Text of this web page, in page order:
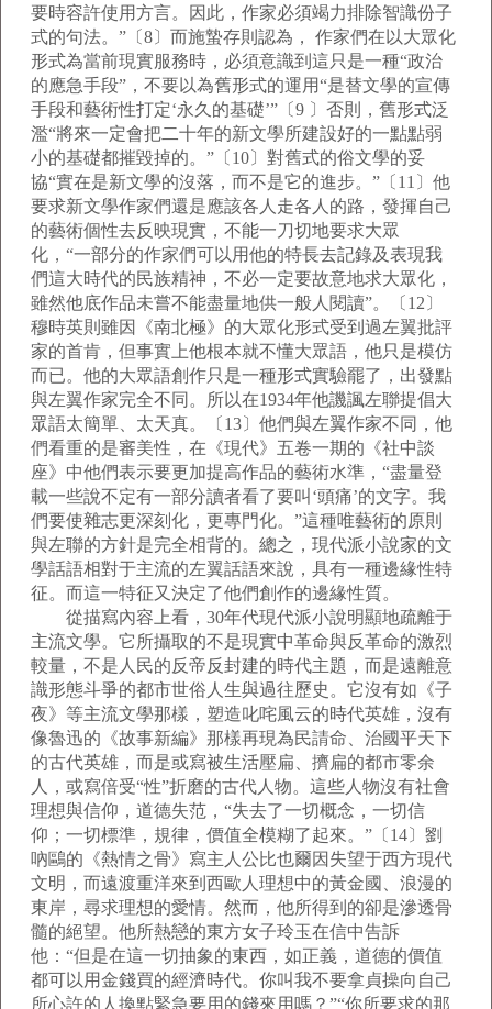
要時容許使用方言。因此，作家必須竭力排除智識份子
式的句法。”〔8〕而施蟄存則認為， 作家們在以大眾化
形式為當前現實服務時，必須意識到這只是一種“政治
的應急手段”，不要以為舊形式的運用“是替文學的宣傳
手段和藝術性打定‘永久的基礎’”〔9 〕否則，舊形式泛
濫“將來一定會把二十年的新文學所建設好的一點點弱
小的基礎都摧毀掉的。”〔10〕對舊式的俗文學的妥
協“實在是新文學的沒落，而不是它的進步。”〔11〕他
要求新文學作家們還是應該各人走各人的路，發揮自己
的藝術個性去反映現實，不能一刀切地要求大眾
化，“一部分的作家們可以用他的特長去記錄及表現我
們這大時代的民族精神，不必一定要故意地求大眾化，
雖然他底作品未嘗不能盡量地供一般人閱讀”。〔12〕
穆時英則雖因《南北極》的大眾化形式受到過左翼批評
家的首肯，但事實上他根本就不懂大眾語，他只是模仿
而已。他的大眾語創作只是一種形式實驗罷了，出發點
與左翼作家完全不同。所以在1934年他譏諷左聯提倡大
眾語太簡單、太天真。〔13〕他們與左翼作家不同，他
們看重的是審美性，在《現代》五卷一期的《社中談
座》中他們表示要更加提高作品的藝術水準，“盡量登
載一些說不定有一部分讀者看了要叫‘頭痛’的文字。我
們要使雜志更深刻化，更專門化。”這種唯藝術的原則
與左聯的方針是完全相背的。總之，現代派小說家的文
學話語相對于主流的左翼話語來說，具有一種邊緣性特
征。而這一特征又決定了他們創作的邊緣性質。
從描寫內容上看，30年代現代派小說明顯地疏離于
主流文學。它所攝取的不是現實中革命與反革命的激烈
較量，不是人民的反帝反封建的時代主題，而是遠離意
識形態斗爭的都市世俗人生與過往歷史。它沒有如《子
夜》等主流文學那樣，塑造叱咤風云的時代英雄，沒有
像魯迅的《故事新編》那樣再現為民請命、治國平天下
的古代英雄，而是或寫被生活壓扁、擠扁的都市零余
人，或寫倍受“性”折磨的古代人物。這些人物沒有社會
理想與信仰，道德失范，“失去了一切概念，一切信
仰；一切標準，規律，價值全模糊了起來。”〔14〕劉
吶鷗的《熱情之骨》寫主人公比也爾因失望于西方現代
文明，而遠渡重洋來到西歐人理想中的黃金國、浪漫的
東岸，尋求理想的愛情。然而，他所得到的卻是滲透骨
髓的絕望。他所熱戀的東方女子玲玉在信中告訴
他：“但是在這一切抽象的東西，如正義，道德的價值
都可以用金錢買的經濟時代。你叫我不要拿貞操向自己
所心許的人換點緊急要用的錢來用嗎？”“你所要求的那